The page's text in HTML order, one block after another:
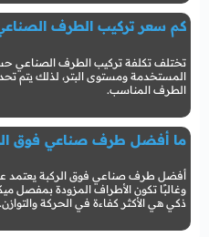
كم سعر تركيب الطرف
تختلف تكلفة تركيب الطرف الصناعي
المستخدمة ومستوى البتر، لذلك يتم
الطرف المناسب.
ما أفضل طرف صناعي فوق
أفضل طرف صناعي فوق الركبة يعتمد
وغالبًا تكون الأطراف المزودة بمفصل
ذكي هي الأكثر كفاءة في الحركة والتوازن.